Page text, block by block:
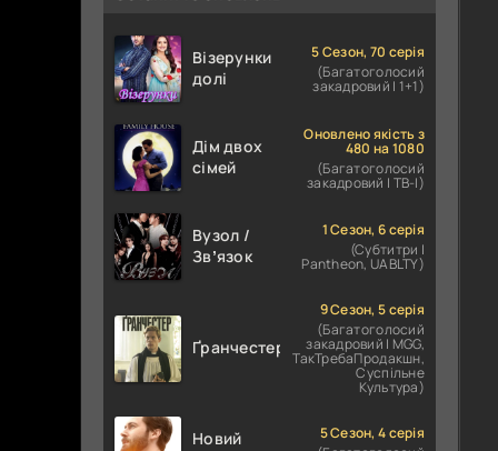
Візерунки
долі
5 Сезон, 70 серія
(Багатоголосий
закадровий | 1+1)
Дім двох
сімей
Оновлено якість з
480 на 1080
(Багатоголосий
закадровий | ТВ-І)
Вузол /
Звʼязок
1 Сезон, 6 серія
(Субтитри |
Pantheon, UABLTY)
Ґранчестер
9 Сезон, 5 серія
(Багатоголосий
закадровий | MGG,
ТакТребаПродакшн,
Суспільне
Культура)
Новий
5 Сезон, 4 серія